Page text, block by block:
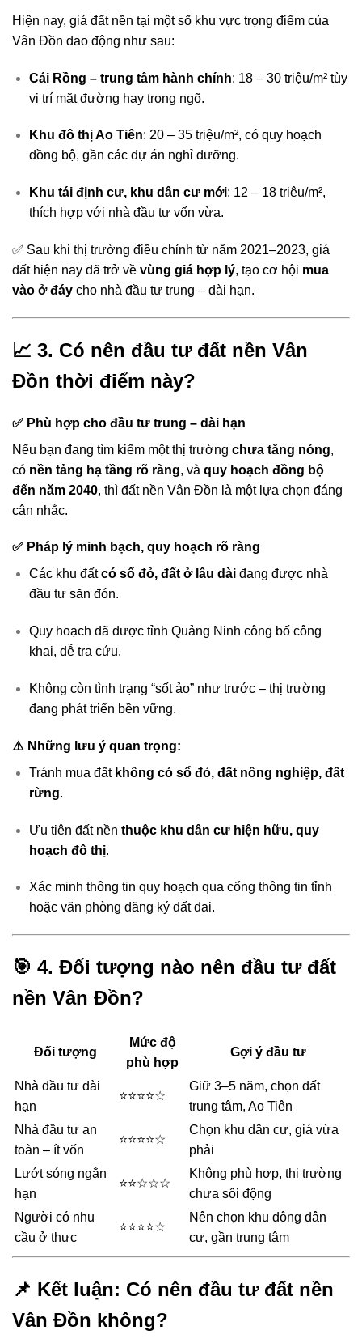
Hiện nay, giá đất nền tại một số khu vực trọng điểm của
Vân Đồn dao động như sau:
Cái Rồng – trung tâm hành chính: 18 – 30 triệu/m² tùy
vị trí mặt đường hay trong ngõ.
Khu đô thị Ao Tiên: 20 – 35 triệu/m², có quy hoạch
đồng bộ, gần các dự án nghỉ dưỡng.
Khu tái định cư, khu dân cư mới: 12 – 18 triệu/m²,
thích hợp với nhà đầu tư vốn vừa.
✅ Sau khi thị trường điều chỉnh từ năm 2021–2023, giá
đất hiện nay đã trở về vùng giá hợp lý, tạo cơ hội mua
vào ở đáy cho nhà đầu tư trung – dài hạn.
📈 3. Có nên đầu tư đất nền Vân
Đồn thời điểm này?
✅ Phù hợp cho đầu tư trung – dài hạn
Nếu bạn đang tìm kiếm một thị trường chưa tăng nóng,
có nền tảng hạ tầng rõ ràng, và quy hoạch đồng bộ
đến năm 2040, thì đất nền Vân Đồn là một lựa chọn đáng
cân nhắc.
✅ Pháp lý minh bạch, quy hoạch rõ ràng
Các khu đấtcó sổ đỏ, đất ở lâu dàiđang được nhà
đầu tư săn đón.
Quy hoạch đã được tỉnh Quảng Ninh công bố công
khai, dễ tra cứu.
Không còn tình trạng “sốt ảo” như trước – thị trường
đang phát triển bền vững.
⚠️ Những lưu ý quan trọng:
Tránh mua đất không có sổ đỏ, đất nông nghiệp, đất
rừng.
Ưu tiên đất nền thuộc khu dân cư hiện hữu, quy
hoạch đô thị.
Xác minh thông tin quy hoạch qua cổng thông tin tỉnh
hoặc văn phòng đăng ký đất đai.
🎯 4. Đối tượng nào nên đầu tư đất
nền Vân Đồn?
Đối tượng
Mức độ
phù hợp
Gợi ý đầu tư
Nhà đầu tư dài
hạn
⭐⭐⭐⭐☆
Giữ 3–5 năm, chọn đất
trung tâm, Ao Tiên
Nhà đầu tư an
toàn – ít vốn
⭐⭐⭐⭐☆
Chọn khu dân cư, giá vừa
phải
Lướt sóng ngắn
hạn
⭐⭐☆☆☆
Không phù hợp, thị trường
chưa sôi động
Người có nhu
cầu ở thực
⭐⭐⭐⭐☆
Nên chọn khu đông dân
cư, gần trung tâm
📌 Kết luận: Có nên đầu tư đất nền
Vân Đồn không?